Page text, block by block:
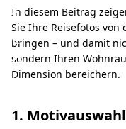
s
e
b
i
l
In diesem Beitrag
Sie Ihre Reisefotos von
bringen – und damit
sondern Ihren
Dimension bereichern.
1.